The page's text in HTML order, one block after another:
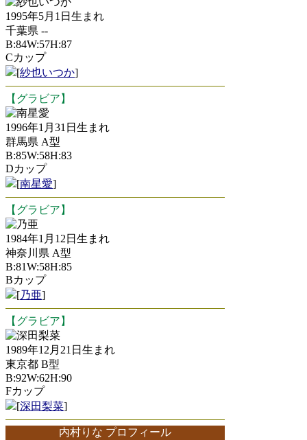
1995年5月1日生まれ
千葉県 --
B:84W:57H:87
Cカップ
[紗也いつか]
【グラビア】
南星愛
1996年1月31日生まれ
群馬県 A型
B:85W:58H:83
Dカップ
[南星愛]
【グラビア】
乃亜
1984年1月12日生まれ
神奈川県 A型
B:81W:58H:85
Bカップ
[乃亜]
【グラビア】
深田梨菜
1989年12月21日生まれ
東京都 B型
B:92W:62H:90
Fカップ
[深田梨菜]
内村りな プロフィール